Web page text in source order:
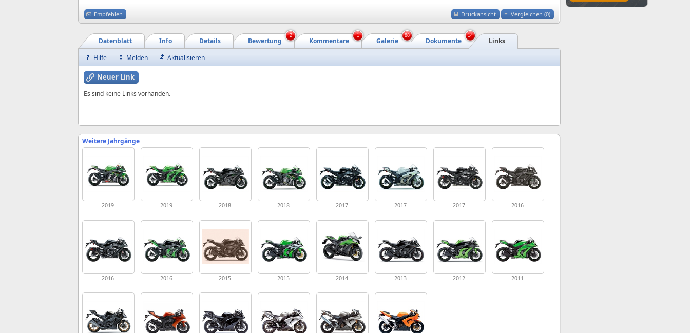
Druckansicht Vergleichen (0)
Empfehlen
Links
Dokumente
Galerie
Kommentare
Bewertung
Details
Info
Datenblatt
2 1 88 14
Hilfe Melden Aktualisieren
Neuer Link
Es sind keine Links vorhanden.
Weitere Jahrgänge
2019 2019 2018 2018 2017 2017 2017 2016
2016 2016 2015 2015 2014 2013 2012 2011